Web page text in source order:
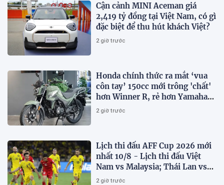
Cận cảnh MINI Aceman giá
2,419 tỷ đồng tại Việt Nam, có gì
đặc biệt để thu hút khách Việt?
2 giờ trước
Honda chính thức ra mắt ‘vua
côn tay’ 150cc mới trông 'chất'
hơn Winner R, rẻ hơn Yamaha
Exciter 10 triệu đồng
2 giờ trước
Lịch thi đấu AFF Cup 2026 mới
nhất 10/8 - Lịch thi đấu Việt
Nam vs Malaysia; Thái Lan vs
Singapore
2 giờ trước